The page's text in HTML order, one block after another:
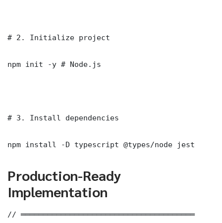
# 2. Initialize project
npm init -y # Node.js
# 3. Install dependencies
npm install -D typescript @types/node jest
Production-Ready
Implementation
// ═══════════════════════════════════════